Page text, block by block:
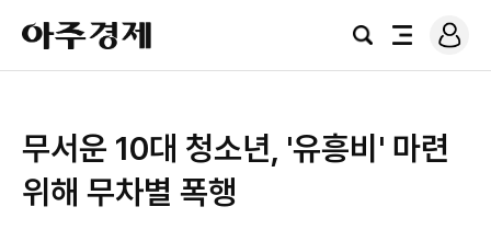
아
주
경
검
전
로
그
​무서운 10대 청소년, '유흥비' 마련
위해 무차별 폭행